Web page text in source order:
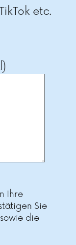
etc.
Ihre
Sie
sowie die